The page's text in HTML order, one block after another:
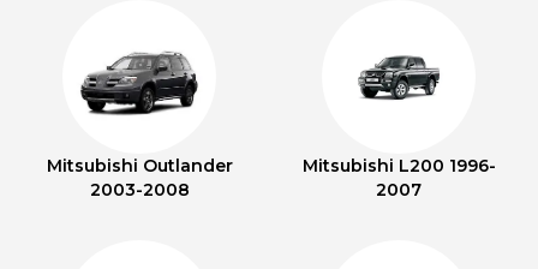
Mitsubishi Outlander
2003-2008
Mitsubishi L200 1996-
2007